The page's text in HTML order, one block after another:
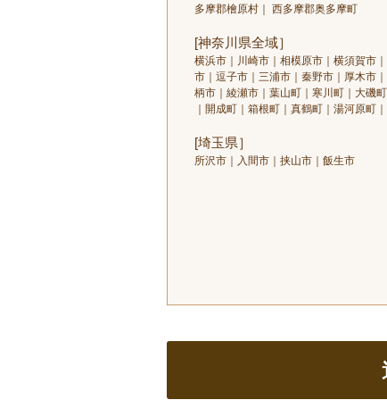
多摩郡檜原村｜ 西多摩郡奥多摩町
[神奈川県全域］
横浜市｜川崎市｜相模原市｜横須賀市
市｜逗子市｜三浦市｜秦野市｜厚木市
柄市｜綾瀬市｜葉山町｜寒川町｜大磯
｜開成町｜箱根町｜真鶴町｜湯河原町
[埼玉県］
所沢市｜入間市｜挟山市｜飯生市